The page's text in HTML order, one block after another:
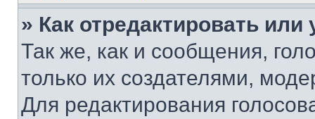
» Как отредактировать
Так же, как и сообщения,
только их создателями,
Для редактирования